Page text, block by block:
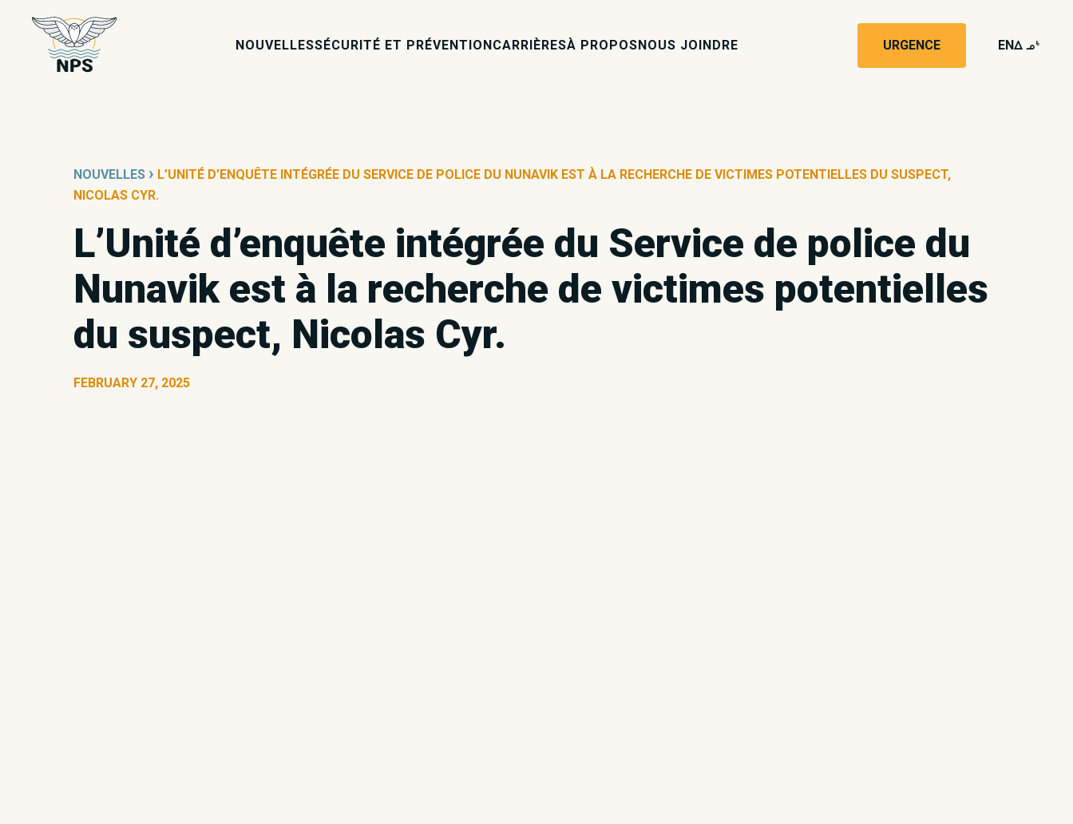
NOUVELLESSÉCURITÉ ET PRÉVENTIONCARRIÈRESÀ PROPOSNOUS JOINDRE URGENCE ENwk4
NOUVELLES › L’UNITÉ D’ENQUÊTE INTÉGRÉE DU SERVICE DE POLICE DU NUNAVIK EST À LA RECHERCHE DE VICTIMES POTENTIELLES DU SUSPECT,
NICOLAS CYR.
L’Unité d’enquête intégrée du Service de police du
Nunavik est à la recherche de victimes potentielles
du suspect, Nicolas Cyr.
FEBRUARY 27, 2025